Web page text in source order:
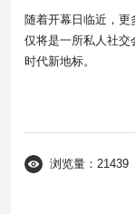
随着开幕日临近，更
仅将是一所私人社交
时代新地标。
浏览量：21439